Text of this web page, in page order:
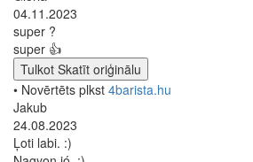
04.11.2023
super ?
super 👍
Tulkot Skatīt oriģinālu
• Novērtēts plkst 4barista.hu
Jakub
24.08.2023
Ļoti labi. :)